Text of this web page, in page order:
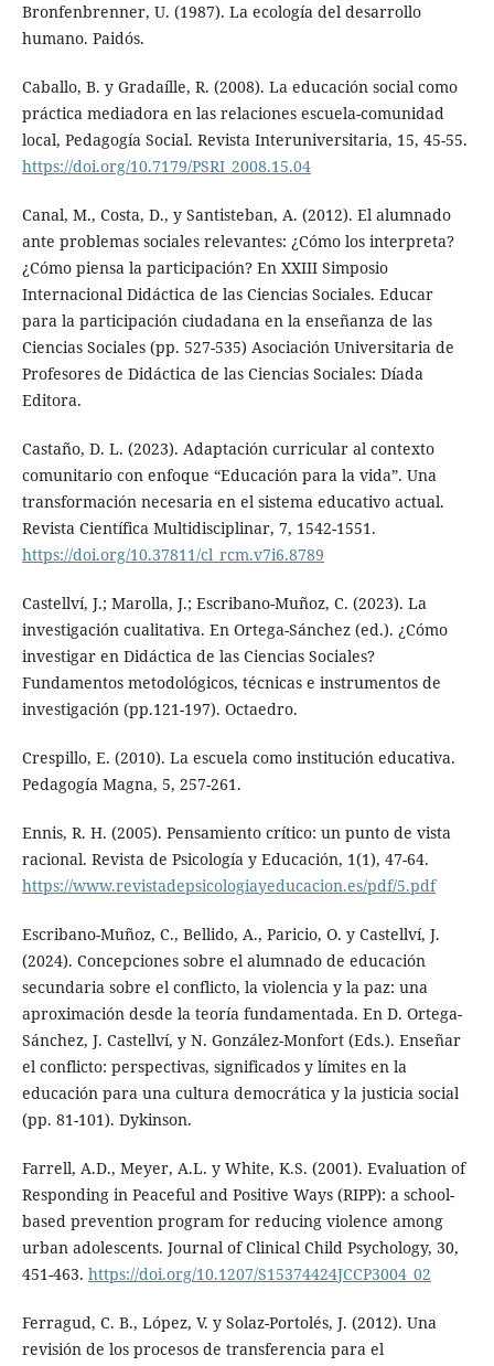
Bronfenbrenner, U. (1987). La ecología del desarrollo
humano. Paidós.
Caballo, B. y Gradaílle, R. (2008). La educación social como
práctica mediadora en las relaciones escuela-comunidad
local, Pedagogía Social. Revista Interuniversitaria, 15, 45-55.
https://doi.org/10.7179/PSRI_2008.15.04
Canal, M., Costa, D., y Santisteban, A. (2012). El alumnado
ante problemas sociales relevantes: ¿Cómo los interpreta?
¿Cómo piensa la participación? En XXIII Simposio
Internacional Didáctica de las Ciencias Sociales. Educar
para la participación ciudadana en la enseñanza de las
Ciencias Sociales (pp. 527-535) Asociación Universitaria de
Profesores de Didáctica de las Ciencias Sociales: Díada
Editora.
Castaño, D. L. (2023). Adaptación curricular al contexto
comunitario con enfoque “Educación para la vida”. Una
transformación necesaria en el sistema educativo actual.
Revista Científica Multidisciplinar, 7, 1542-1551.
https://doi.org/10.37811/cl_rcm.v7i6.8789
Castellví, J.; Marolla, J.; Escribano-Muñoz, C. (2023). La
investigación cualitativa. En Ortega-Sánchez (ed.). ¿Cómo
investigar en Didáctica de las Ciencias Sociales?
Fundamentos metodológicos, técnicas e instrumentos de
investigación (pp.121-197). Octaedro.
Crespillo, E. (2010). La escuela como institución educativa.
Pedagogía Magna, 5, 257-261.
Ennis, R. H. (2005). Pensamiento crítico: un punto de vista
racional. Revista de Psicología y Educación, 1(1), 47-64.
https://www.revistadepsicologiayeducacion.es/pdf/5.pdf
Escribano-Muñoz, C., Bellido, A., Paricio, O. y Castellví, J.
(2024). Concepciones sobre el alumnado de educación
secundaria sobre el conflicto, la violencia y la paz: una
aproximación desde la teoría fundamentada. En D. Ortega-
Sánchez, J. Castellví, y N. González-Monfort (Eds.). Enseñar
el conflicto: perspectivas, significados y límites en la
educación para una cultura democrática y la justicia social
(pp. 81-101). Dykinson.
Farrell, A.D., Meyer, A.L. y White, K.S. (2001). Evaluation of
Responding in Peaceful and Positive Ways (RIPP): a school-
based prevention program for reducing violence among
urban adolescents. Journal of Clinical Child Psychology, 30,
451-463. https://doi.org/10.1207/S15374424JCCP3004_02
Ferragud, C. B., López, V. y Solaz-Portolés, J. (2012). Una
revisión de los procesos de transferencia para el